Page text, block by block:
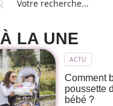
À LA UNE
ACTU
Comment
poussette
bébé ?